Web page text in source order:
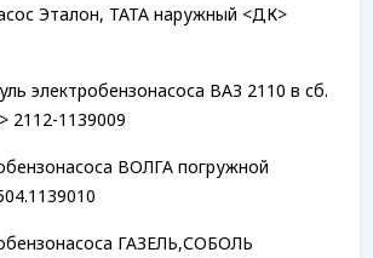
Эталон, ТАТА наружный <ДК>
электробензонасоса ВАЗ 2110 в сб.
2112-1139009
ВОЛГА погружной
ГАЗЕЛЬ,СОБОЛЬ